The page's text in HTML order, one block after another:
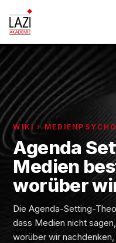
WIKI ›
Agenda
Medien
worüber
Die Agenda-Setting-
dass Medien nicht
worüber wir